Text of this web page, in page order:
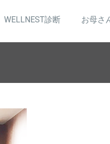
WELLNEST診断 お母さ